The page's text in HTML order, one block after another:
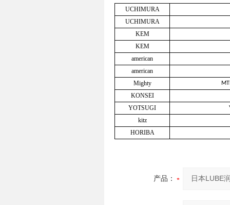
UCHIMURA
UCHIMURA
KEM
KEM
american
american
Mighty
KONSEI
YOTSUGI
kitz
HORIBA
产品：